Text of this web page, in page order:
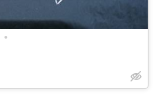
•